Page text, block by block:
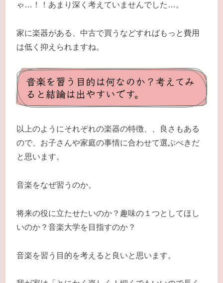
ゃ…！！あまり深く考えていませんでした…。
家に楽器がある、中古で買うなどすればもっと費用
は低く抑えられますね。
音楽を習う目的は何なのか？考えてみ
ると結論は出やすいです。
以上のようにそれぞれの楽器の特徴、、良さもある
ので、お子さんや家庭の事情に合わせて選ぶべきだ
と思います。
音楽をなぜ習うのか。
将来の役に立たせたいのか？趣味の１つとしてほし
いのか？音楽大学を目指すのか？
音楽を習う目的を考えると良いと思います。